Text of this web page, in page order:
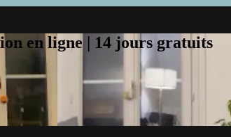
en ligne | 14 jours gratuits